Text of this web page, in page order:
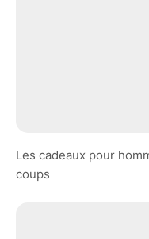
Les cadeaux pour
coups